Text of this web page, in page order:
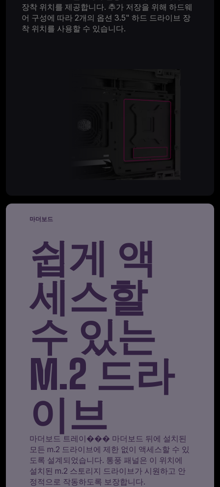
장착 위치를 제공합니다. 추가 저장을 위해 하드웨
어 구성에 따라 2개의 옵션 3.5" 하드 드라이브 장
착 위치를 사용할 수 있습니다.
마더보드
쉽게 액
세스할
수 있는
M.2 드라
이브
마더보드 트레이��� 마더보드 뒤에 설치된
모든 m.2 드라이브에 제한 없이 액세스할 수 있
도록 설계되었습니다. 통풍 패널은 이 위치에
설치된 m.2 스토리지 드라이브가 시원하고 안
정적으로 작동하도록 보장합니다.